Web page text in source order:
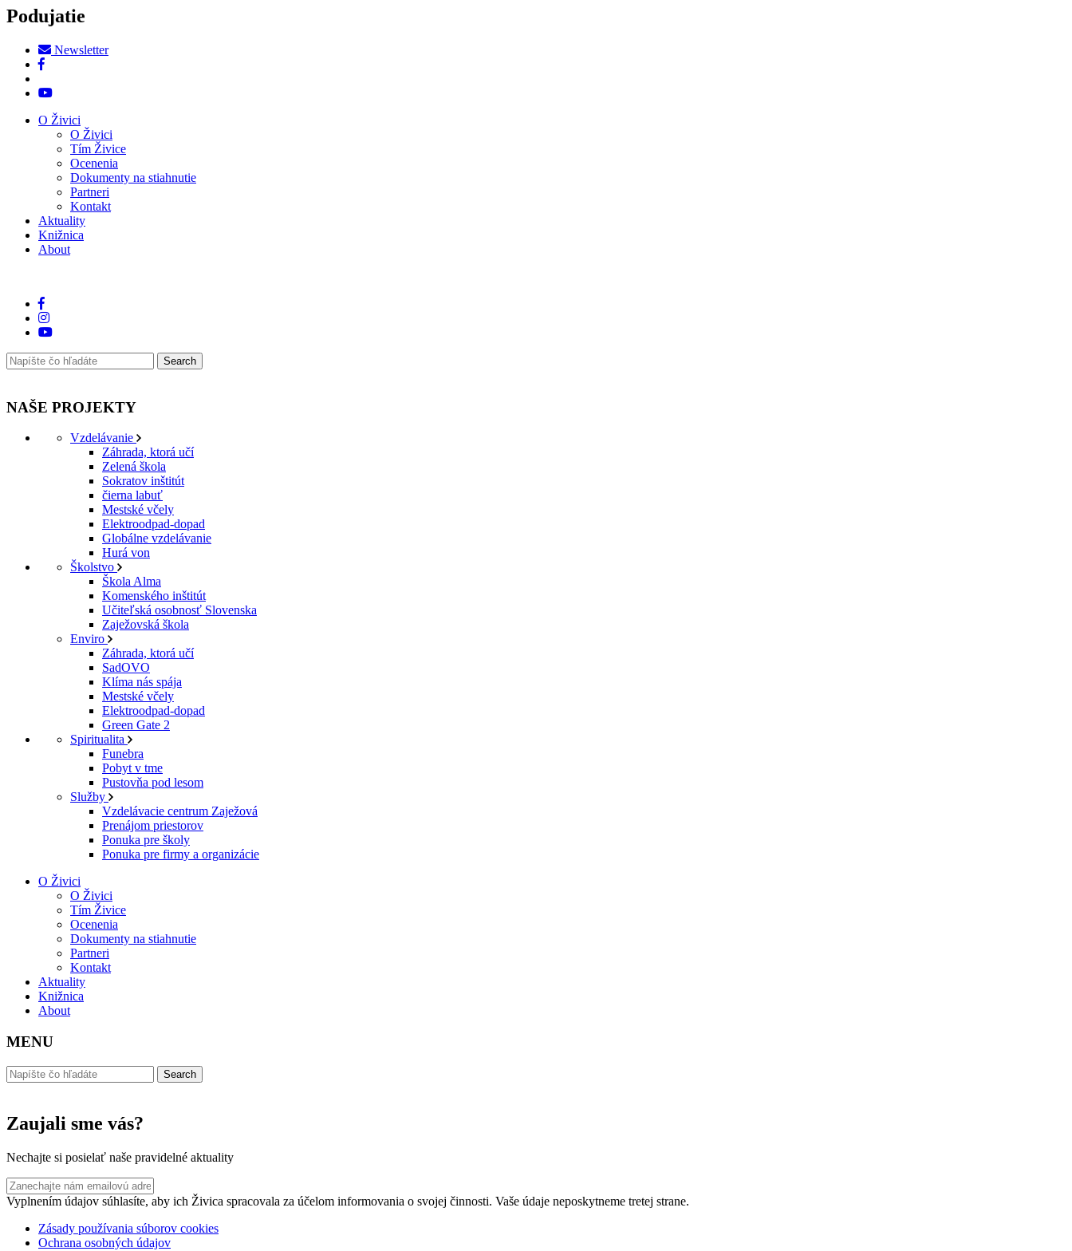
Podujatie
Newsletter
O Živici
O Živici
Tím Živice
Ocenenia
Dokumenty na stiahnutie
Partneri
Kontakt
Aktuality
Knižnica
About
NAŠE PROJEKTY
Vzdelávanie
Záhrada, ktorá učí
Zelená škola
Sokratov inštitút
čierna labuť
Mestské včely
Elektroodpad-dopad
Globálne vzdelávanie
Hurá von
Školstvo
Škola Alma
Komenského inštitút
Učiteľská osobnosť Slovenska
Zaježovská škola
Enviro
Záhrada, ktorá učí
SadOVO
Klíma nás spája
Mestské včely
Elektroodpad-dopad
Green Gate 2
Spiritualita
Funebra
Pobyt v tme
Pustovňa pod lesom
Služby
Vzdelávacie centrum Zaježová
Prenájom priestorov
Ponuka pre školy
Ponuka pre firmy a organizácie
O Živici
O Živici
Tím Živice
Ocenenia
Dokumenty na stiahnutie
Partneri
Kontakt
Aktuality
Knižnica
About
MENU
Zaujali sme vás?
Nechajte si posielať naše pravidelné aktuality
Vyplnením údajov súhlasíte, aby ich Živica spracovala za účelom informovania o svojej činnosti. Vaše údaje neposkytneme tretej strane.
Zásady používania súborov cookies
Ochrana osobných údajov